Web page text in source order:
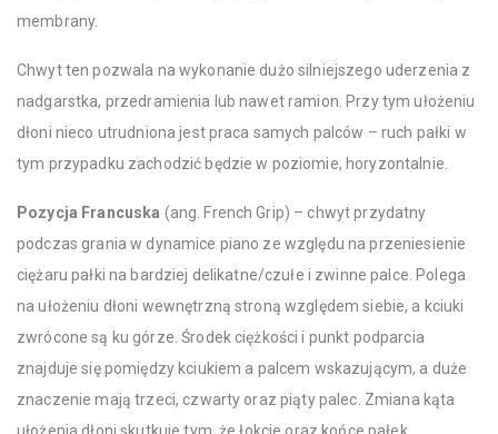
membrany.
Chwyt ten pozwala na wykonanie dużo silniejszego uderzenia z
nadgarstka, przedramienia lub nawet ramion. Przy tym ułożeniu
dłoni nieco utrudniona jest praca samych palców – ruch pałki w
tym przypadku zachodzić będzie w poziomie, horyzontalnie.
Pozycja Francuska (ang. French Grip) – chwyt przydatny
podczas grania w dynamice piano ze względu na przeniesienie
ciężaru pałki na bardziej delikatne/czułe i zwinne palce. Polega
na ułożeniu dłoni wewnętrzną stroną względem siebie, a kciuki
zwrócone są ku górze. Środek ciężkości i punkt podparcia
znajduje się pomiędzy kciukiem a palcem wskazującym, a duże
znaczenie mają trzeci, czwarty oraz piąty palec. Zmiana kąta
ułożenia dłoni skutkuje tym, że łokcie oraz końce pałek